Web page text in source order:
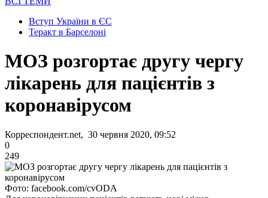
Вступ України в ЄС
Теракт в Барселоні
МОЗ розгортає другу чергу
лікарень для пацієнтів з
коронавірусом
Корреспондент.net, 30 червня 2020, 09:52
0
249
Фото: facebook.com/cvODA